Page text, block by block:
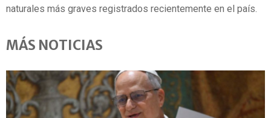
naturales más graves registrados recientemente en el país.
MÁS NOTICIAS